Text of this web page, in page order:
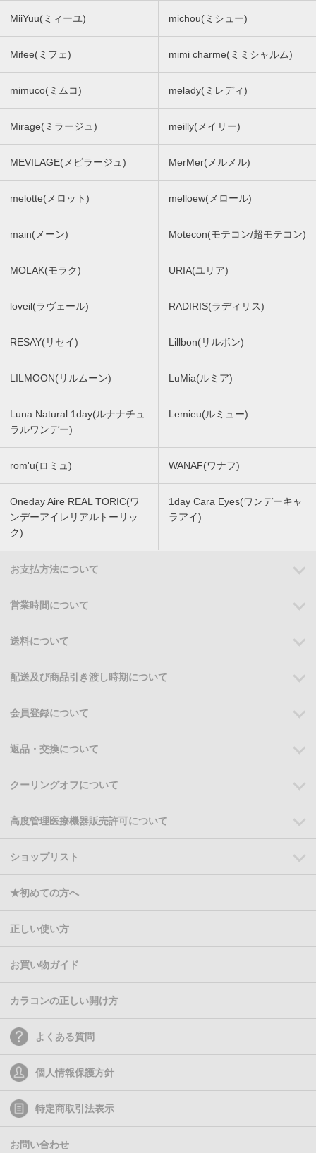
MiiYuu(ミィーユ) michou(ミシュー)
Mifee(ミフェ) mimi charme(ミミシャルム)
mimuco(ミムコ) melady(ミレディ)
Mirage(ミラージュ) meilly(メイリー)
MEVILAGE(メビラージュ) MerMer(メルメル)
melotte(メロット) melloew(メロール)
main(メーン) Motecon(モテコン/超モテコン)
MOLAK(モラク) URIA(ユリア)
loveil(ラヴェール) RADIRIS(ラディリス)
RESAY(リセイ) Lillbon(リルボン)
LILMOON(リルムーン) LuMia(ルミア)
Luna Natural 1day(ルナナチュ
ラルワンデー)
Lemieu(ルミュー)
rom'u(ロミュ) WANAF(ワナフ)
Oneday Aire REAL TORIC(ワ
ンデーアイレリアルトーリッ
ク)
1day Cara Eyes(ワンデーキャ
ラアイ)
お支払方法について
営業時間について
送料について
配送及び商品引き渡し時期について
会員登録について
返品・交換について
クーリングオフについて
高度管理医療機器販売許可について
ショップリスト
★初めての方へ
正しい使い方
お買い物ガイド
カラコンの正しい開け方
よくある質問
個人情報保護方針
特定商取引法表示
お問い合わせ